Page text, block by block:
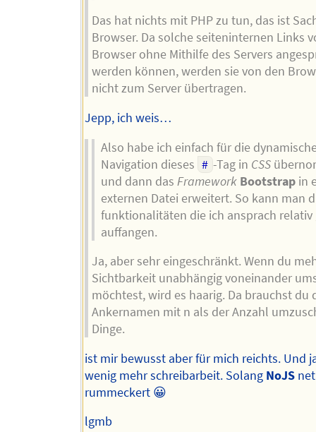
Das hat nichts mit PHP zu tun, das ist
Browser. Da solche seiteninternen Links
Browser ohne Mithilfe des Servers
werden können, werden sie von den
nicht zum Server übertragen.
Jepp, ich weis…
Also habe ich einfach für die
Navigation dieses # -Tag in CSS
und dann das Framework Bootstrapin
externen Datei erweitert. So kann man
funktionalitäten die ich ansprach relativ
auffangen.
Ja, aber sehr eingeschränkt. Wenn du
Sichtbarkeit unabhängig voneinander
möchtest, wird es haarig. Da brauchst du
Ankernamen mit n als der Anzahl
Dinge.
ist mir bewusst aber für mich reichts. Und
wenig mehr schreibarbeit. Solang NoJSnet
rummeckert 😀
lgmb